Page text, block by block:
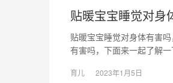
贴暖宝宝睡觉对身
贴暖宝宝睡觉对身体有害
有害吗，下面来一起了解
育儿 2023年1月5日